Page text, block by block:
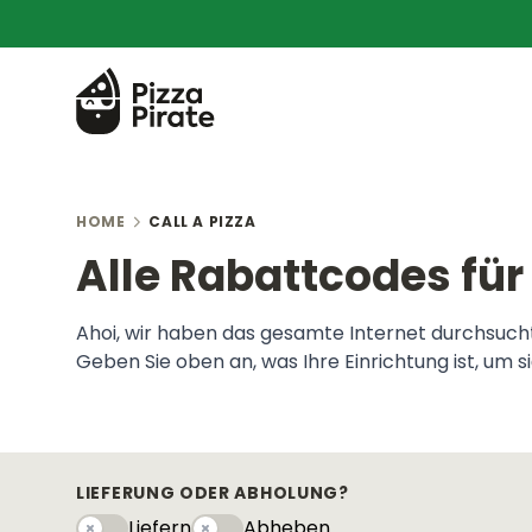
HOME CALL A PIZZA
Alle Rabattcodes für
Ahoi, wir haben das gesamte Internet
Geben Sie oben an, was Ihre Einrichtung ist,
LIEFERUNG ODER ABHOLUNG?